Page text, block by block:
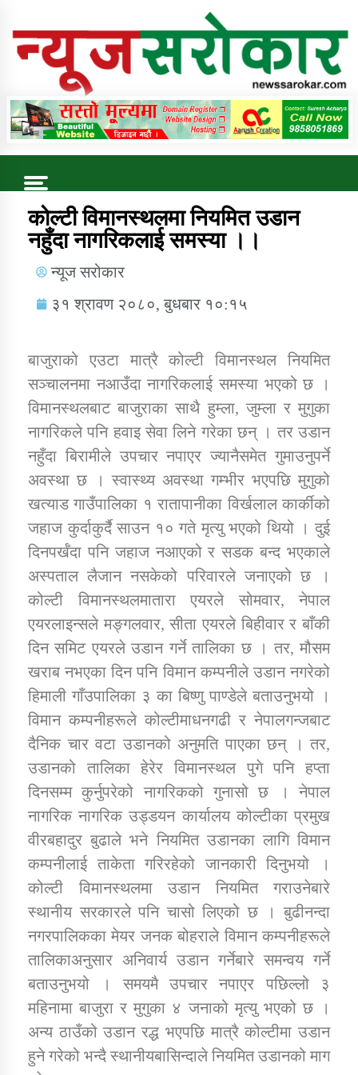
Online News Portal
Trending Now
कुषि बिकास कार्यालय जुम्ला सुचना सन्देश
डिभिजन कार्यालय जुम्लाको सुचना सन्देश
कर्णाली प्रविधि शिक्षालय जुम्लाको सुचना
सामाजिक बिकास कार्यालय जुम्लाकाे सुचना
कार्यक्रम कार्यान्वयन एकाई जुम्लाको सुचना
कर्णाली प्राविधि शिक्षालय जुम्लाको सुचना
कोल्टी विमानस्थलमा नियमित उडान
नहुँदा नागरिकलाई समस्या ।।
न्यूज सरोकार
३१ श्रावण २०८०, बुधबार १०:१५
बाजुराको एउटा मात्रै कोल्टी विमानस्थल नियमित
सञ्चालनमा नआउँदा नागरिकलाई समस्या भएको छ ।
विमानस्थलबाट बाजुराका साथै हुम्ला, जुम्ला र मुगुका
नागरिकले पनि हवाइ सेवा लिने गरेका छन् । तर उडान
नहुँदा बिरामीले उपचार नपाएर ज्यानैसमेत गुमाउनुपर्ने
अवस्था छ । स्वास्थ्य अवस्था गम्भीर भएपछि मुगुको
खत्याड गाउँपालिका १ रातापानीका विर्खलाल कार्कीको
जहाज कुर्दाकुर्दै साउन १० गते मृत्यु भएको थियो । दुई
दिनपर्खँदा पनि जहाज नआएको र सडक बन्द भएकाले
अस्पताल लैजान नसकेको परिवारले जनाएको छ ।
कोल्टी विमानस्थलमातारा एयरले सोमवार, नेपाल
एयरलाइन्सले मङ्गलवार, सीता एयरले बिहीवार र बाँकी
दिन समिट एयरले उडान गर्ने तालिका छ । तर, मौसम
खराब नभएका दिन पनि विमान कम्पनीले उडान नगरेको
हिमाली गाँउपालिका ३ का बिष्णु पाण्डेले बताउनुभयो ।
विमान कम्पनीहरूले कोल्टीमाधनगढी र नेपालगन्जबाट
दैनिक चार वटा उडानको अनुमति पाएका छन् । तर,
उडानको तालिका हेरेर विमानस्थल पुगे पनि हप्ता
दिनसम्म कुर्नुपरेको नागरिकको गुनासो छ । नेपाल
नागरिक नागरिक उड्डयन कार्यालय कोल्टीका प्रमुख
वीरबहादुर बुढाले भने नियमित उडानका लागि विमान
कम्पनीलाई ताकेता गरिरहेको जानकारी दिनुभयो ।
कोल्टी विमानस्थलमा उडान नियमित गराउनेबारे
स्थानीय सरकारले पनि चासो लिएको छ । बुढीनन्दा
नगरपालिकका मेयर जनक बोहराले विमान कम्पनीहरूले
तालिकाअनुसार अनिवार्य उडान गर्नेबारे समन्वय गर्ने
बताउनुभयो । समयमै उपचार नपाएर पछिल्लो ३
महिनामा बाजुरा र मुगुका ४ जनाको मृत्यु भएको छ ।
अन्य ठाउँको उडान रद्ध भएपछि मात्रै कोल्टीमा उडान
हुने गरेको भन्दै स्थानीयबासिन्दाले नियमित उडानको माग